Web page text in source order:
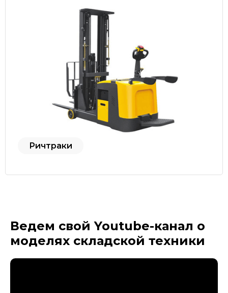
Ричтраки
Ведем свой Youtube-канал о
моделях складской техники